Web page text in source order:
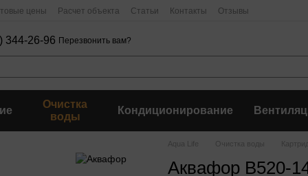
цены Расчет объекта Статьи Контакты Отзывы
344-26-96 Перезвонить вам?
Очистка
воды
Кондиционирование
Aqua Life Очистка воды
Аквафор В520-